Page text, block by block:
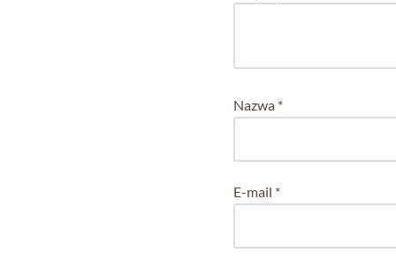
Nazwa *
E-mail *